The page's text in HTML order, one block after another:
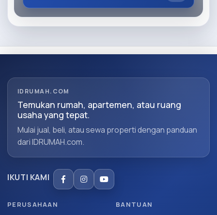
IDRUMAH.COM
Temukan rumah, apartemen, atau ruang
usaha yang tepat.
Mulai jual, beli, atau sewa properti dengan panduan
dari IDRUMAH.com.
IKUTI KAMI
PERUSAHAAN BANTUAN